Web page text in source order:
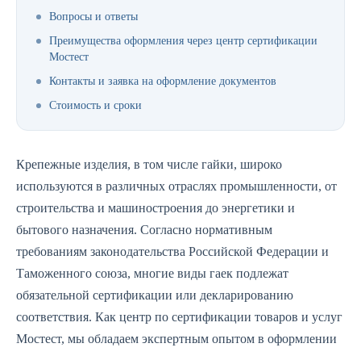
Вопросы и ответы
Преимущества оформления через центр сертификации
Мостест
Контакты и заявка на оформление документов
Стоимость и сроки
Крепежные изделия, в том числе гайки, широко
используются в различных отраслях промышленности, от
строительства и машиностроения до энергетики и
бытового назначения. Согласно нормативным
требованиям законодательства Российской Федерации и
Таможенного союза, многие виды гаек подлежат
обязательной сертификации или декларированию
соответствия. Как центр по сертификации товаров и услуг
Мостест, мы обладаем экспертным опытом в оформлении